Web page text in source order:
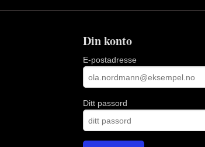
Din konto
E-postadresse
Ditt passord